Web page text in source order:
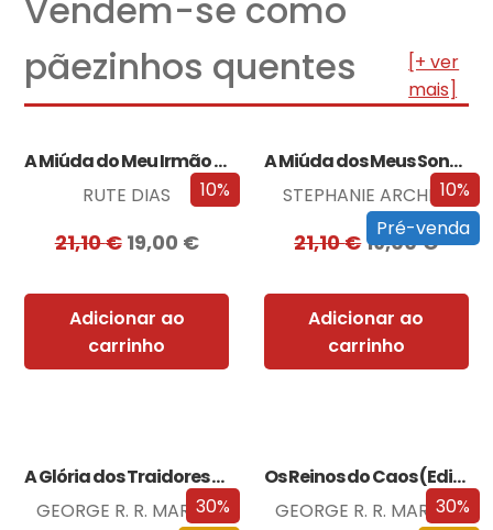
Vendem-se como
pãezinhos quentes
[+ ver
mais]
10%
A Miúda do Meu Irmão – Edição…
RUTE DIAS
21,10€ 19,00 €
Adicionar ao
carrinho
10%
Pré-venda
A Miúda dos Meus Sonhos – Edição…
STEPHANIE ARCHER
21,10€19,00€
Adicionar ao
carrinho
30%
A Glória dos Traidores (Edição especial limitada)
GEORGE R. R. MARTIN
30%
Os Reinos do Caos (Edição especial limitada)
GEORGE R. R. MARTIN